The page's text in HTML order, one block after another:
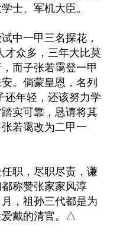
士、军机大臣。
中一甲三名探花，
才众多，三年大比莫
而子张若霭登一甲
。倘蒙皇恩，名列
还年轻，还该努力学
实可靠，恳请将其
若霭改为二甲一
职，尽职尽责，谦
称赞张家家风淳
，祖孙三代都是为
爱戴的清官。△